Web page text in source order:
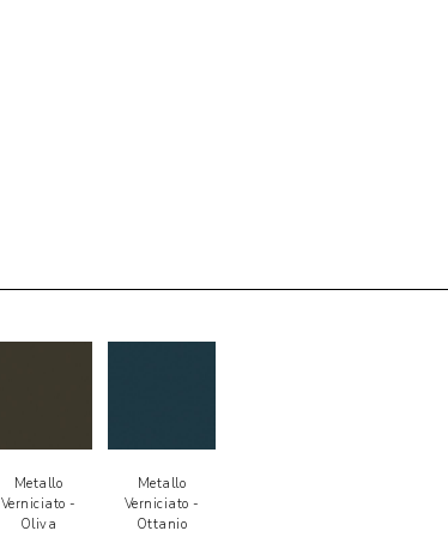
Metallo
Verniciato -
Oliva
Metallo
Verniciato -
Ottanio